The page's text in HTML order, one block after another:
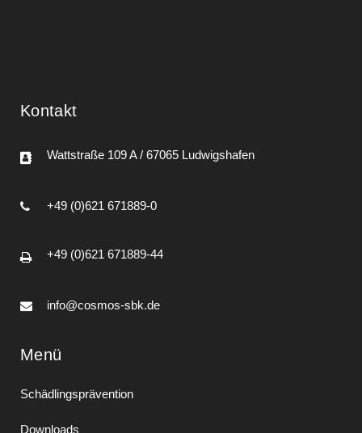
Kontakt
Wattstraße 109 A / 67065 Ludwigshafen
+49 (0)621 671889-0
+49 (0)621 671889-44
info@cosmos-sbk.de
Menü
Schädlingsprävention
Downloads